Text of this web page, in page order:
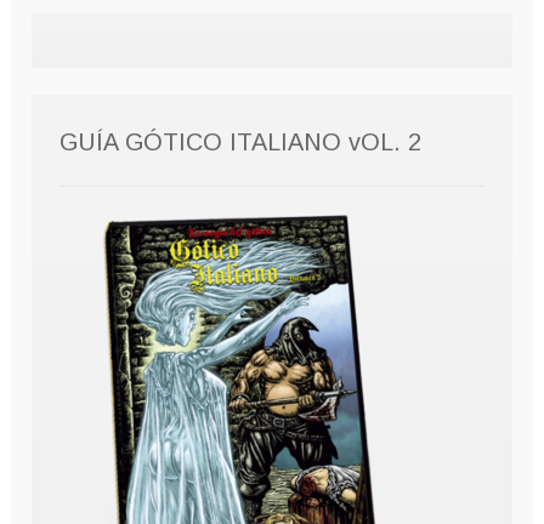
GUÍA GÓTICO ITALIANO vOL. 2